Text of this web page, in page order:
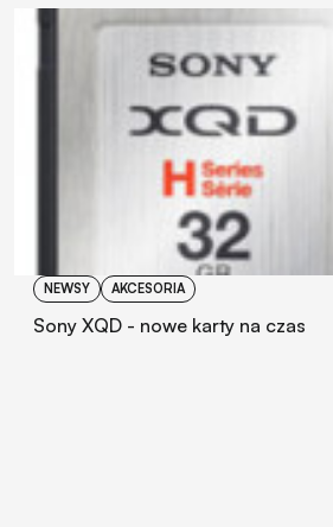
NEWSY AKCESORIA
Sony XQD - nowe karty na czas